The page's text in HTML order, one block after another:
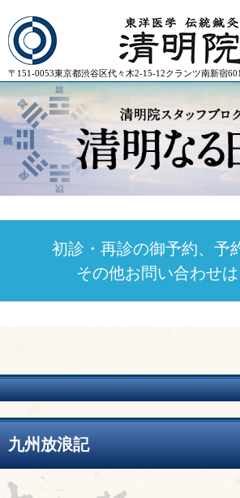
〒151-0053東京都渋谷区代々木2-15-12クランツ南新宿601
初診・再診の御予約、予
その他お問い合わせ
九州放浪記